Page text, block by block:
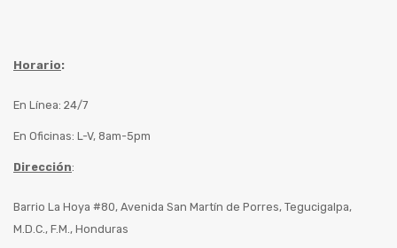
Horario:
En Línea: 24/7
En Oficinas: L-V, 8am-5pm
Dirección:
Barrio La Hoya #80, Avenida San Martín de Porres, Tegucigalpa,
M.D.C., F.M., Honduras